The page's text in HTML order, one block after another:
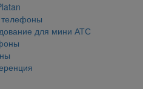
для мини АТС